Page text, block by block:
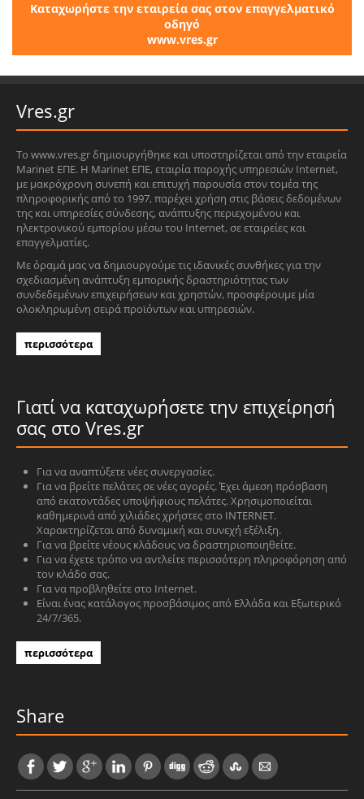
Καταχωρήστε την εταιρεία σας στον επαγγελματικό
οδηγό
www.vres.gr
Vres.gr
Το www.vres.gr δημιουργήθηκε και υποστηρίζεται από την εταιρεία
Marinet ΕΠΕ. Η Marinet ΕΠΕ, εταιρία παροχής υπηρεσιών Internet,
με μακρόχρονη συνεπή και επιτυχή παρουσία στον τομέα της
πληροφορικής από το 1997, παρέχει χρήση στις βάσεις δεδομένων
της και υπηρεσίες σύνδεσης, ανάπτυξης περιεχομένου και
ηλεκτρονικού εμπορίου μέσω του Internet, σε εταιρείες και
επαγγελματίες.
Με όραμά μας να δημιουργούμε τις ιδανικές συνθήκες για την
σχεδιασμένη ανάπτυξη εμπορικής δραστηριότητας των
συνδεδεμένων επιχειρήσεων και χρηστών, προσφέρουμε μία
ολοκληρωμένη σειρά προϊόντων και υπηρεσιών.
περισσότερα
Γιατί να καταχωρήσετε την επιχείρησή
σας στο Vres.gr
Για να αναπτύξετε νέες συνεργασίες.
Για να βρείτε πελάτες σε νέες αγορές. Έχει άμεση πρόσβαση
από εκατοντάδες υποψήφιους πελάτες. Χρησιμοποιείται
καθημερινά από χιλιάδες χρήστες στο INTERNET.
Χαρακτηρίζεται από δυναμική και συνεχή εξέλιξη.
Για να βρείτε νέους κλάδους να δραστηριοποιηθείτε.
Για να έχετε τρόπο να αντλείτε περισσότερη πληροφόρηση από
τον κλάδο σας.
Για να προβληθείτε στο Internet.
Είναι ένας κατάλογος προσβάσιμος από Ελλάδα και Εξωτερικό
24/7/365.
περισσότερα
Share